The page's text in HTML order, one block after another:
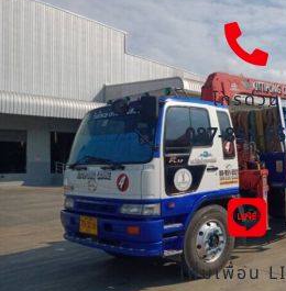
โทรด่วน
087-851-
เพิ่มเพื่อน